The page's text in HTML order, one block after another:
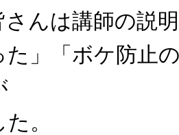
さんは講師の説
た」「ボケ防止
。